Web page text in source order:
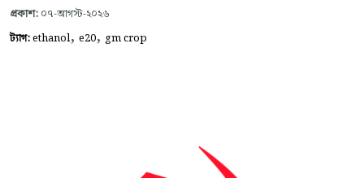
প্রকাশ: ০৭-আগস্ট-২০২৬
ট্যাগ:ethanol, e20, gm crop